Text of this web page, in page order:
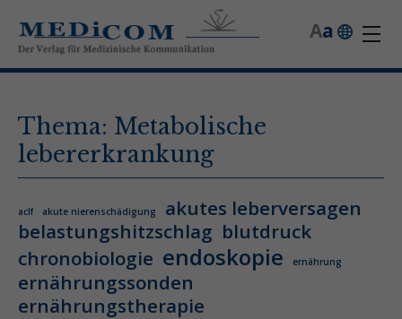
a
A
Thema: Metabolische
lebererkrankung
aclf akute nierenschädigung
akutes leberversagen
belastungshitzschlag blutdruck
chronobiologie endoskopie ernährung
ernährungssonden
ernährungstherapie